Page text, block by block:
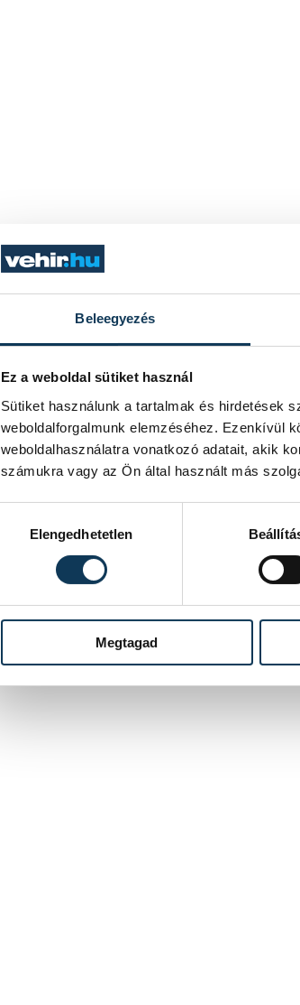
Beleegyezés
Ez a weboldal sütiket használ
Sütiket használunk a tartalmak és hirdetések
weboldalforgalmunk elemzéséhez. Ezenkívül
weboldalhasználatra vonatkozó adatait, akik
számukra vagy az Ön által használt más
Elengedhetetlen
Megtagad